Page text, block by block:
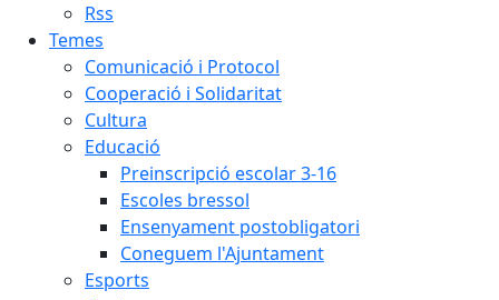
Rss
Temes
Comunicació i Protocol
Cooperació i Solidaritat
Cultura
Educació
Preinscripció escolar 3-16
Escoles bressol
Ensenyament postobligatori
Coneguem l'Ajuntament
Esports